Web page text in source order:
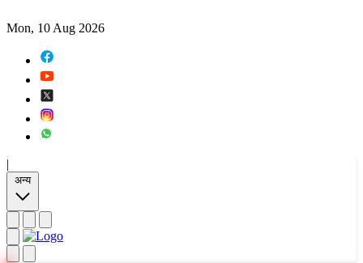
Mon, 10 Aug 2026
|
अन्य